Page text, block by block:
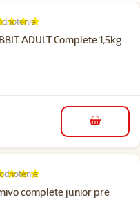
ADULT Complete 1,5kg
počet hodnotení: 1
do košíka
complete junior pre
počet hodnotení: 5